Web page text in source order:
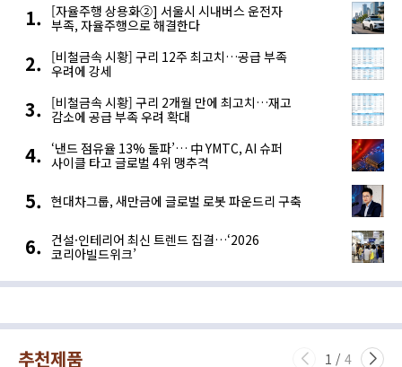
[자율주행 상용화②] 서울시 시내버스 운전자
부족, 자율주행으로 해결한다
[비철금속 시황] 구리 12주 최고치…공급 부족
우려에 강세
[비철금속 시황] 구리 2개월 만에 최고치…재고
감소에 공급 부족 우려 확대
‘낸드 점유율 13% 돌파’… 中 YMTC, AI 슈퍼
사이클 타고 글로벌 4위 맹추격
현대차그룹, 새만금에 글로벌 로봇 파운드리 구축
건설·인테리어 최신 트렌드 집결…‘2026
코리아빌드위크’
추천제품 1 / 4